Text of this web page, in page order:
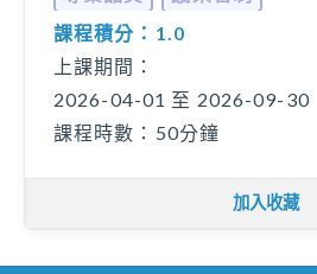
課程積分：1.0
上課期間：
2026-04-01 至 2026-09-30
課程時數：50分鐘
加入收藏